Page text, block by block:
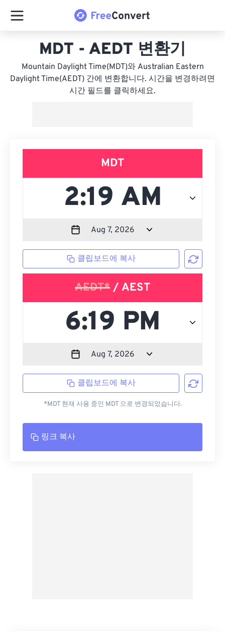
MDT - AEDT 변환기
Mountain Daylight Time(MDT)와 Australian Eastern
Daylight Time(AEDT) 간에 변환합니다. 시간을 변경하려면
시간 필드를 클릭하세요.
MDT
클립보드에 복사
AEDT* / AEST
클립보드에 복사
*MDT 현재 사용 중인 MDT 으로 변경되었습니다.
링크 복사